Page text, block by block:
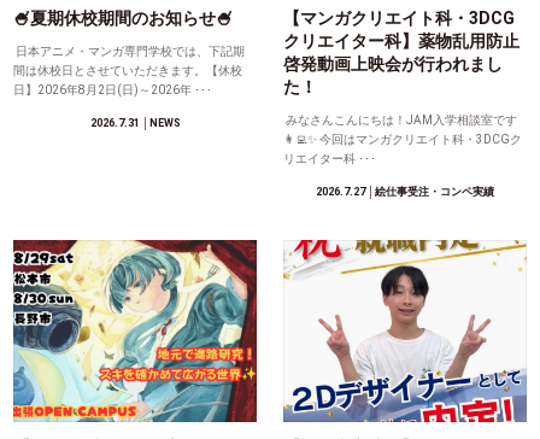
🍧夏期休校期間のお知らせ🍧
日本アニメ・マンガ専門学校では、下記期
間は休校日とさせていただきます。【休校
日】2026年8月2日(日)～2026年 ･･･
2026.7.31 │NEWS
【マンガクリエイト科・3DCG
クリエイター科】薬物乱用防止
啓発動画上映会が行われまし
た！
みなさんこんにちは！JAM入学相談室です
👩‍💻✨ 今回はマンガクリエイト科・3DCGク
リエイター科 ･･･
2026.7.27│絵仕事受注・コンペ実績